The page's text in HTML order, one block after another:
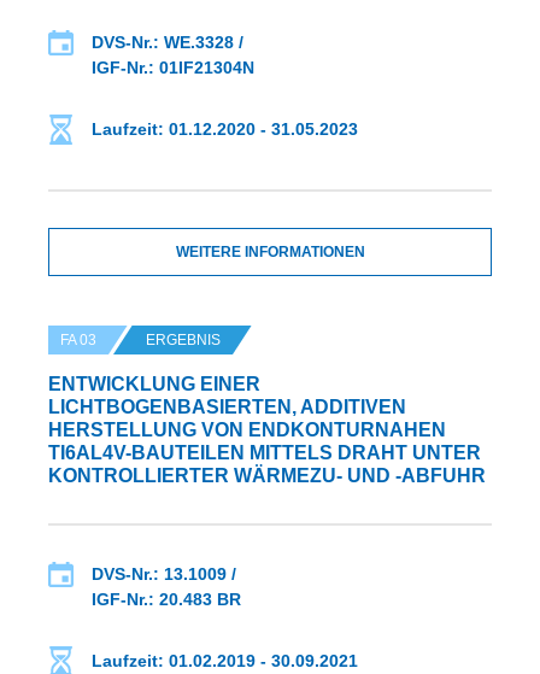
DVS-Nr.: WE.3328 /
IGF-Nr.: 01IF21304N
Laufzeit: 01.12.2020 - 31.05.2023
WEITERE INFORMATIONEN
FA 03 ERGEBNIS
ENTWICKLUNG EINER
LICHTBOGENBASIERTEN, ADDITIVEN
HERSTELLUNG VON ENDKONTURNAHEN
TI6AL4V-BAUTEILEN MITTELS DRAHT UNTER
KONTROLLIERTER WÄRMEZU- UND -ABFUHR
DVS-Nr.: 13.1009 /
IGF-Nr.: 20.483 BR
Laufzeit: 01.02.2019 - 30.09.2021